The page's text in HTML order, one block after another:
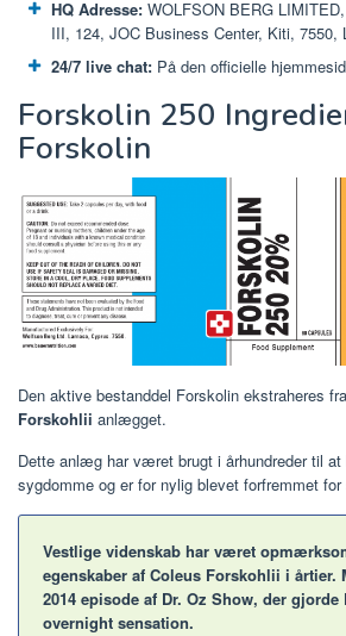
HQ Adresse: WOLFSON BERG
III, 124, JOC Business Center, Kiti, 7550,
24/7 live chat: På den officielle
Forskolin 250
Forskolin
Den aktive bestanddel Forskolin ekstraheres
Forskohlii anlægget.
Dette anlæg har været brugt i århundreder til
sygdomme og er for nylig blevet forfremmet
Vestlige videnskab har været
egenskaber af Coleus Forskohlii i årtier.
2014 episode af Dr. Oz Show, der
overnight sensation.